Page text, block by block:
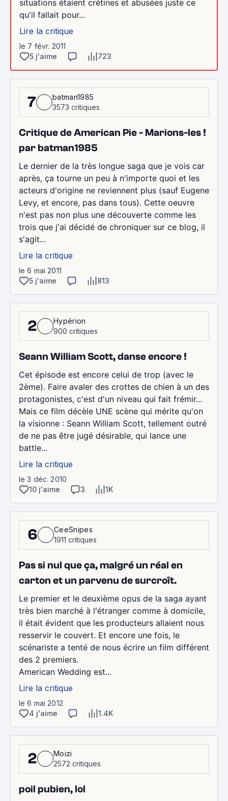
situations étaient crétines et abusées juste ce
qu'il fallait pour...
Lire la critique
le 7 févr. 2011
5 j'aime
723
7
batman1985
3573 critiques
Critique de American Pie - Marions-les !
par batman1985
Le dernier de la très longue saga que je vois car
après, ça tourne un peu à n'importe quoi et les
acteurs d'origine ne reviennent plus (sauf Eugene
Levy, et encore, pas dans tous). Cette oeuvre
n'est pas non plus une découverte comme les
trois que j'ai décidé de chroniquer sur ce blog, il
s'agit...
Lire la critique
le 6 mai 2011
5 j'aime
813
2
Hypérion
900 critiques
Seann William Scott, danse encore !
Cet épisode est encore celui de trop (avec le
2ème). Faire avaler des crottes de chien à un des
protagonistes, c'est d'un niveau qui fait frémir...
Mais ce film décèle UNE scène qui mérite qu'on
la visionne : Seann William Scott, tellement outré
de ne pas être jugé désirable, qui lance une
battle...
Lire la critique
le 3 déc. 2010
10 j'aime
3 1K
6
CeeSnipes
1911 critiques
Pas si nul que ça, malgré un réal en
carton et un parvenu de surcroît.
Le premier et le deuxième opus de la saga ayant
très bien marché à l'étranger comme à domicile,
il était évident que les producteurs allaient nous
resservir le couvert. Et encore une fois, le
scénariste a tenté de nous écrire un film différent
des 2 premiers.
American Wedding est...
Lire la critique
le 6 mai 2012
4 j'aime
1.4K
2
Moizi
2572 critiques
poil pubien, lol